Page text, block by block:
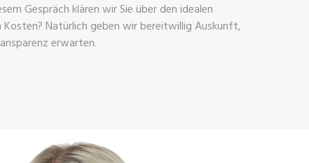
Gespräch klären wir Sie über den idealen
Kosten? Natürlich geben wir bereitwillig Auskunft,
erwarten.